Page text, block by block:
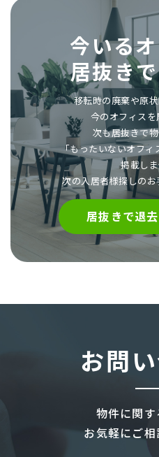
今いる
居抜き
移転時の廃棄や原
今のオフィス
次も居抜きで
「もったいないオフ
掲載し
次の入居者様探しの
居抜きで退
お問
物件に関
お気軽にご相